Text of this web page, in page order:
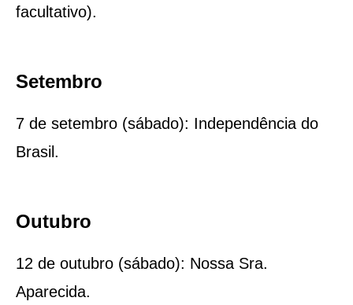
facultativo).
Setembro
7 de setembro (sábado): Independência do
Brasil.
Outubro
12 de outubro (sábado): Nossa Sra.
Aparecida.